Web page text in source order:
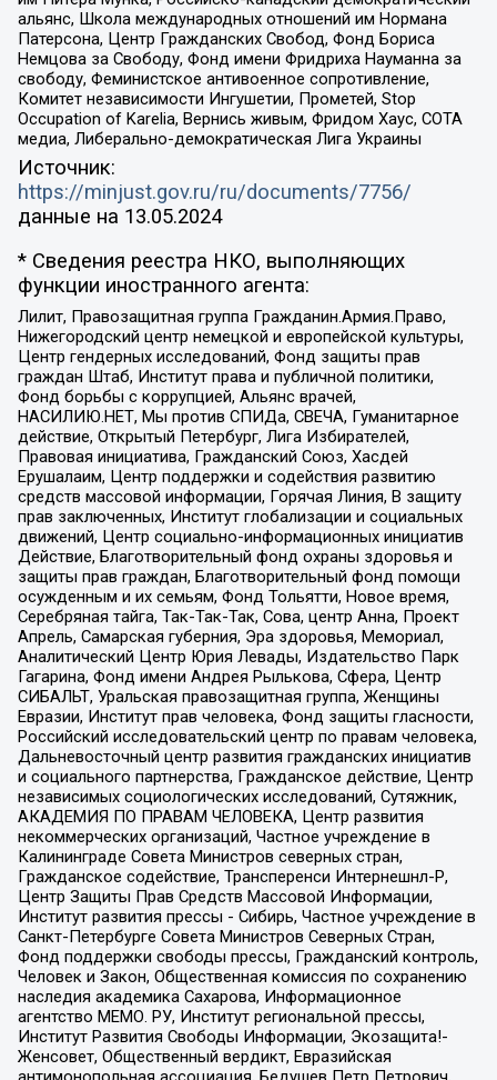
альянс, Школа международных отношений им Нормана
Патерсона, Центр Гражданских Свобод, Фонд Бориса
Немцова за Свободу, Фонд имени Фридриха Науманна за
свободу, Феминистское антивоенное сопротивление,
Комитет независимости Ингушетии, Прометей, Stop
Occupation of Karelia, Вернись живым, Фридом Хаус, СОТА
медиа, Либерально-демократическая Лига Украины
Источник:
https://minjust.gov.ru/ru/documents/7756/
данные на 13.05.2024
* Сведения реестра НКО, выполняющих
функции иностранного агента:
Лилит, Правозащитная группа Гражданин.Армия.Право,
Нижегородский центр немецкой и европейской культуры,
Центр гендерных исследований, Фонд защиты прав
граждан Штаб, Институт права и публичной политики,
Фонд борьбы с коррупцией, Альянс врачей,
НАСИЛИЮ.НЕТ, Мы против СПИДа, СВЕЧА, Гуманитарное
действие, Открытый Петербург, Лига Избирателей,
Правовая инициатива, Гражданский Союз, Хасдей
Ерушалаим, Центр поддержки и содействия развитию
средств массовой информации, Горячая Линия, В защиту
прав заключенных, Институт глобализации и социальных
движений, Центр социально-информационных инициатив
Действие, Благотворительный фонд охраны здоровья и
защиты прав граждан, Благотворительный фонд помощи
осужденным и их семьям, Фонд Тольятти, Новое время,
Серебряная тайга, Так-Так-Так, Сова, центр Анна, Проект
Апрель, Самарская губерния, Эра здоровья, Мемориал,
Аналитический Центр Юрия Левады, Издательство Парк
Гагарина, Фонд имени Андрея Рылькова, Сфера, Центр
СИБАЛЬТ, Уральская правозащитная группа, Женщины
Евразии, Институт прав человека, Фонд защиты гласности,
Российский исследовательский центр по правам человека,
Дальневосточный центр развития гражданских инициатив
и социального партнерства, Гражданское действие, Центр
независимых социологических исследований, Сутяжник,
АКАДЕМИЯ ПО ПРАВАМ ЧЕЛОВЕКА, Центр развития
некоммерческих организаций, Частное учреждение в
Калининграде Совета Министров северных стран,
Гражданское содействие, Трансперенси Интернешнл-Р,
Центр Защиты Прав Средств Массовой Информации,
Институт развития прессы - Сибирь, Частное учреждение в
Санкт-Петербурге Совета Министров Северных Стран,
Фонд поддержки свободы прессы, Гражданский контроль,
Человек и Закон, Общественная комиссия по сохранению
наследия академика Сахарова, Информационное
агентство МЕМО. РУ, Институт региональной прессы,
Институт Развития Свободы Информации, Экозащита!-
Женсовет, Общественный вердикт, Евразийская